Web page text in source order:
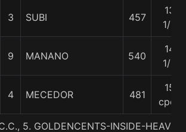
3 SUBI 457
13
1/2
9 MANANO 540
14
1/2
4 MECEDOR 481
15
cpos
5. GOLDENCENTS-INSIDE-